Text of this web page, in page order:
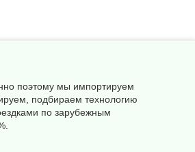
поэтому мы импортируем
подбираем технологию
по зарубежным